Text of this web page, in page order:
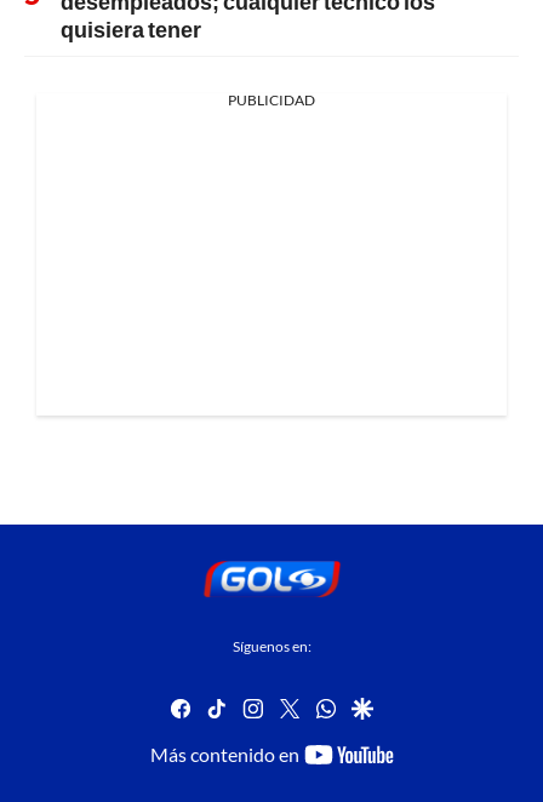
quisiera tener
PUBLICIDAD
Síguenos en:
facebook
tiktok instagram
twitterwhatsapp
google
Más contenido en
youtube-